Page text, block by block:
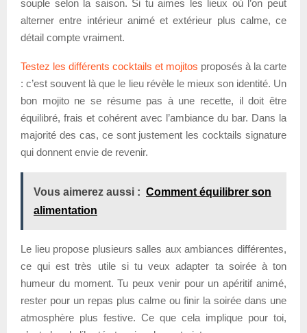
souple selon la saison. Si tu aimes les lieux où l’on peut
alterner entre intérieur animé et extérieur plus calme, ce
détail compte vraiment.
Testez les différents cocktails et mojitos proposés à la carte
: c’est souvent là que le lieu révèle le mieux son identité. Un
bon mojito ne se résume pas à une recette, il doit être
équilibré, frais et cohérent avec l’ambiance du bar. Dans la
majorité des cas, ce sont justement les cocktails signature
qui donnent envie de revenir.
Vous aimerez aussi : Comment équilibrer son
alimentation
Le lieu propose plusieurs salles aux ambiances différentes,
ce qui est très utile si tu veux adapter ta soirée à ton
humeur du moment. Tu peux venir pour un apéritif animé,
rester pour un repas plus calme ou finir la soirée dans une
atmosphère plus festive. Ce que cela implique pour toi,